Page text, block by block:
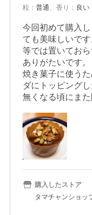
粒 ： 普通 香り ： 良い
今回初めて購入
ても美味しいで
等では置いてお
ありがたいです。
焼き菓子に使う
ダにトッピング
無くなる頃にまた
購入したストア
タマチャンショッ